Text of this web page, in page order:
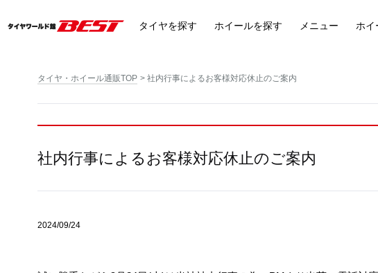
タイヤを探す ホイールを探す メニュー ホイ
タイヤ・ホイール通販TOP 社内行事によるお客様対応休止のご案内
社内行事によるお客様対応休止のご案内
2024/09/24